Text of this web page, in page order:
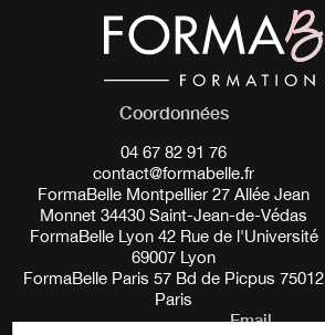
Email
Coordonnées
04 67 82 91 76
contact@formabelle.fr
FormaBelle Montpellier 27 Allée Jean
Monnet 34430 Saint-Jean-de-Védas
FormaBelle Lyon 42 Rue de l'Université
69007 Lyon
FormaBelle Paris 57 Bd de Picpus 75012
Paris